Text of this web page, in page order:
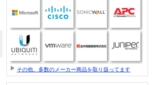
その他、多数のメーカー商品を取り扱ってます